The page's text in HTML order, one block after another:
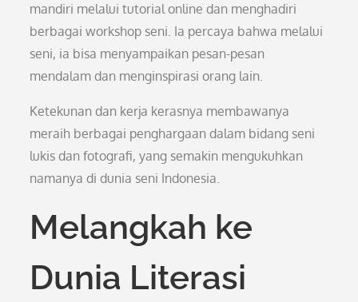
mandiri melalui tutorial online dan menghadiri
berbagai workshop seni. Ia percaya bahwa melalui
seni, ia bisa menyampaikan pesan-pesan
mendalam dan menginspirasi orang lain.
Ketekunan dan kerja kerasnya membawanya
meraih berbagai penghargaan dalam bidang seni
lukis dan fotografi, yang semakin mengukuhkan
namanya di dunia seni Indonesia.
Melangkah ke
Dunia Literasi